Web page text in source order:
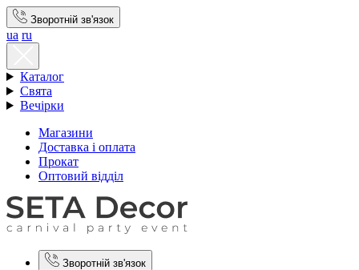
Зворотній зв'язок
ua ru
Каталог
Свята
Вечірки
Магазини
Доставка і оплата
Прокат
Оптовий відділ
Зворотній зв'язок